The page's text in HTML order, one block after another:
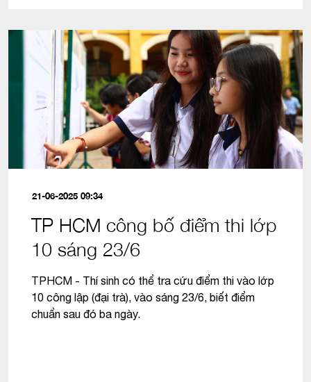
21-06-2025 09:34
TP HCM công bố điểm thi lớp
10 sáng 23/6
TPHCM - Thí sinh có thể tra cứu điểm thi vào lớp
10 công lập (đại trà), vào sáng 23/6, biết điểm
chuẩn sau đó ba ngày.